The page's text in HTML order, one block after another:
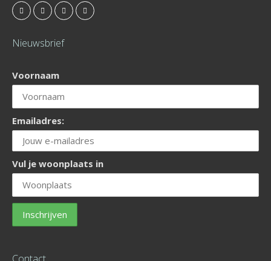
Nieuwsbrief
Voornaam
Emailadres:
Vul je woonplaats in